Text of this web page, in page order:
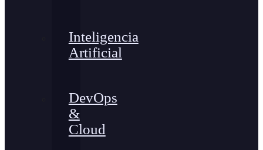
Inteligencia
Artificial
DevOps
&
Cloud